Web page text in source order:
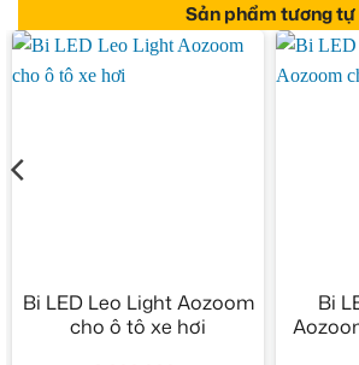
Sản phẩm tương tự
Bi LED Leo Light Aozoom
cho ô tô xe hơi
Bi